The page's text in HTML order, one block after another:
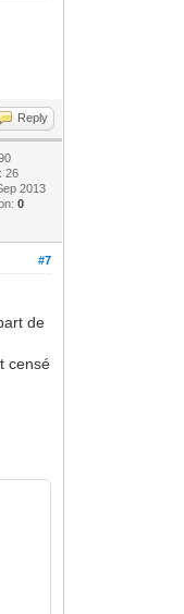
Reply
26
2013
0
#7
de
censé